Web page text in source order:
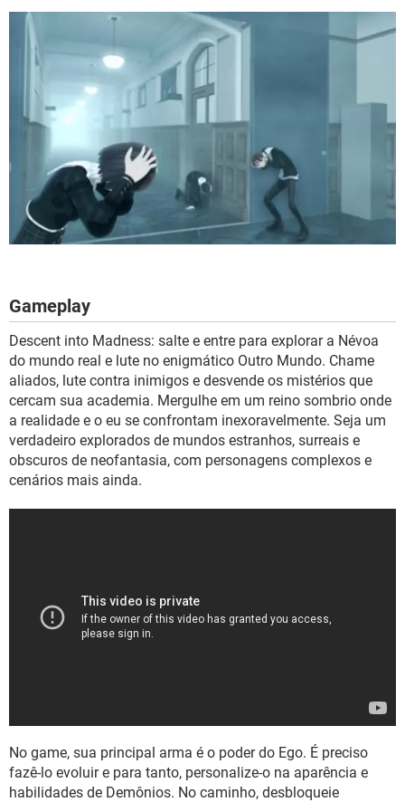
Gameplay
Descent into Madness: salte e entre para explorar a Névoa
do mundo real e lute no enigmático Outro Mundo. Chame
aliados, lute contra inimigos e desvende os mistérios que
cercam sua academia. Mergulhe em um reino sombrio onde
a realidade e o eu se confrontam inexoravelmente. Seja um
verdadeiro explorados de mundos estranhos, surreais e
obscuros de neofantasia, com personagens complexos e
cenários mais ainda.
No game, sua principal arma é o poder do Ego. É preciso
fazê-lo evoluir e para tanto, personalize-o na aparência e
habilidades de Demônios. No caminho, desbloqueie